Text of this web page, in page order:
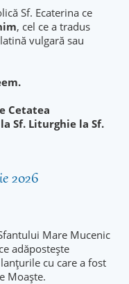
Sf. Ecaterina ce
, cel ce a tradus
vulgară sau
Cetatea
Sf. Liturghie la Sf.
2026
Mare Mucenic
adăpostește
cu care a fost
Moaște.